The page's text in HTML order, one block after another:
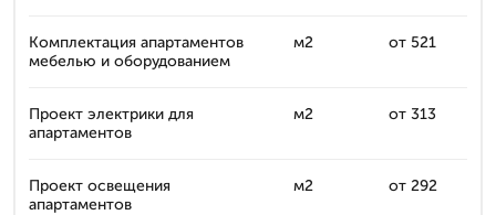
Комплектация апартаментов
мебелью и оборудованием
м2 от 521
Проект электрики для
апартаментов
м2 от 313
Проект освещения
апартаментов
м2 от 292